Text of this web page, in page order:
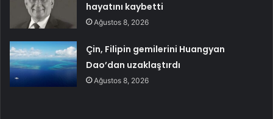
hayatını kaybetti
Ağustos 8, 2026
Çin, Filipin gemilerini Huangyan
Dao’dan uzaklaştırdı
Ağustos 8, 2026